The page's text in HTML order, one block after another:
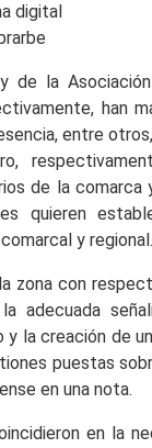
digital
de la
han
entre
de la
quieren
y regional.
zona con
adecuada
la creación de
puestas
en una nota.
en la